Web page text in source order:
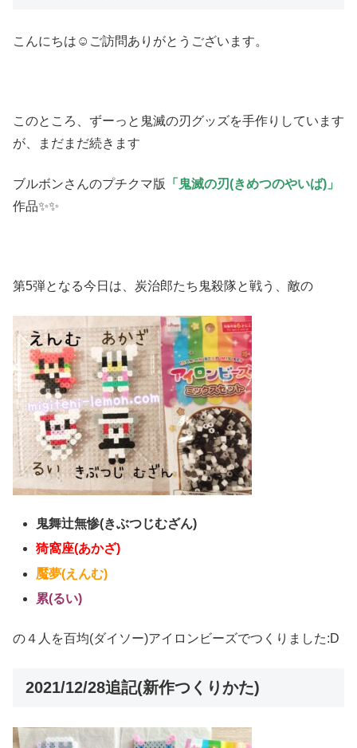
こんにちは☺ご訪問ありがとうございます。
このところ、ずーっと鬼滅の刃グッズを手作りしています
が、まだまだ続きます
ブルボンさんのプチクマ版
「鬼滅の刃(きめつのやいば)」
作品✨✨
第5弾となる今日は、炭治郎たち鬼殺隊と戦う、敵の
鬼舞辻無惨(きぶつじむざん)
猗窩座(あかざ)
魘夢(えんむ)
累(るい)
の４人を百均(ダイソー)アイロンビーズでつくりました:D
2021/12/28追記(新作つくりかた)